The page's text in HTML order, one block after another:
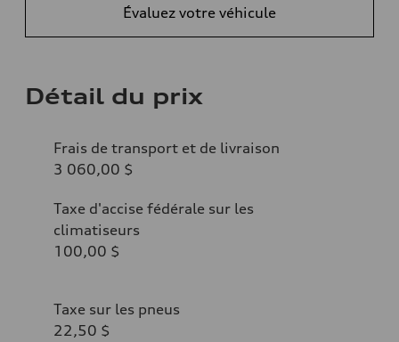
Évaluez votre véhicule
Détail du prix
Frais de transport et de livraison
3 060,00 $
Taxe d'accise fédérale sur les
climatiseurs
100,00 $
Taxe sur les pneus
22,50 $